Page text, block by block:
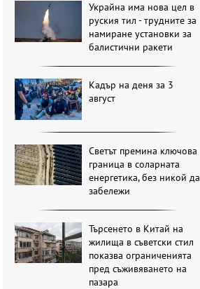
Украйна има нова цел в
руския тил - трудните за
намиране установки за
балистични ракети
Кадър на деня за 3
август
Светът премина ключова
граница в соларната
енергетика, без никой да
забележи
Търсенето в Китай на
жилища в съветски стил
показва ограниченията
пред съживяването на
пазара